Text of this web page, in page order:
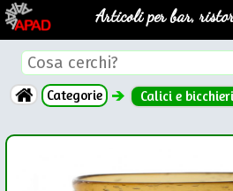
Articoli per bar,
Categorie Calici e bicchieri